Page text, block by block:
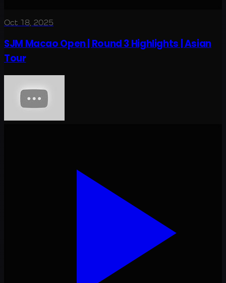
Oct 18, 2025
SJM Macao Open | Round 3 Highlights | Asian
Tour